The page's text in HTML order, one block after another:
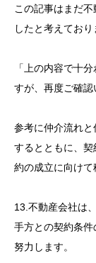
この記事はまだ
したと考えてお
「上の内容で十
すが、再度ご確認
参考に仲介流れ
するとともに、
約の成立に向けて
13.不動産会社は
手方との契約条
努力します。